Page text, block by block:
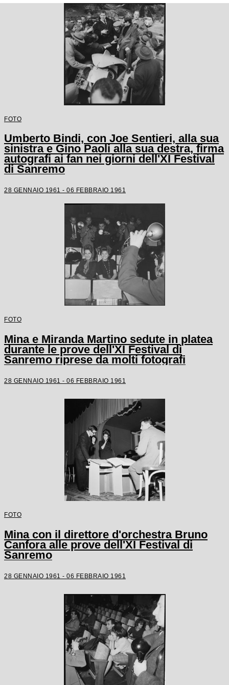
FOTO
Umberto Bindi, con Joe Sentieri, alla sua
sinistra e Gino Paoli alla sua destra, firma
autografi ai fan nei giorni dell'XI Festival
di Sanremo
28 GENNAIO 1961 - 06 FEBBRAIO 1961
FOTO
Mina e Miranda Martino sedute in platea
durante le prove dell'XI Festival di
Sanremo riprese da molti fotografi
28 GENNAIO 1961 - 06 FEBBRAIO 1961
FOTO
Mina con il direttore d'orchestra Bruno
Canfora alle prove dell'XI Festival di
Sanremo
28 GENNAIO 1961 - 06 FEBBRAIO 1961